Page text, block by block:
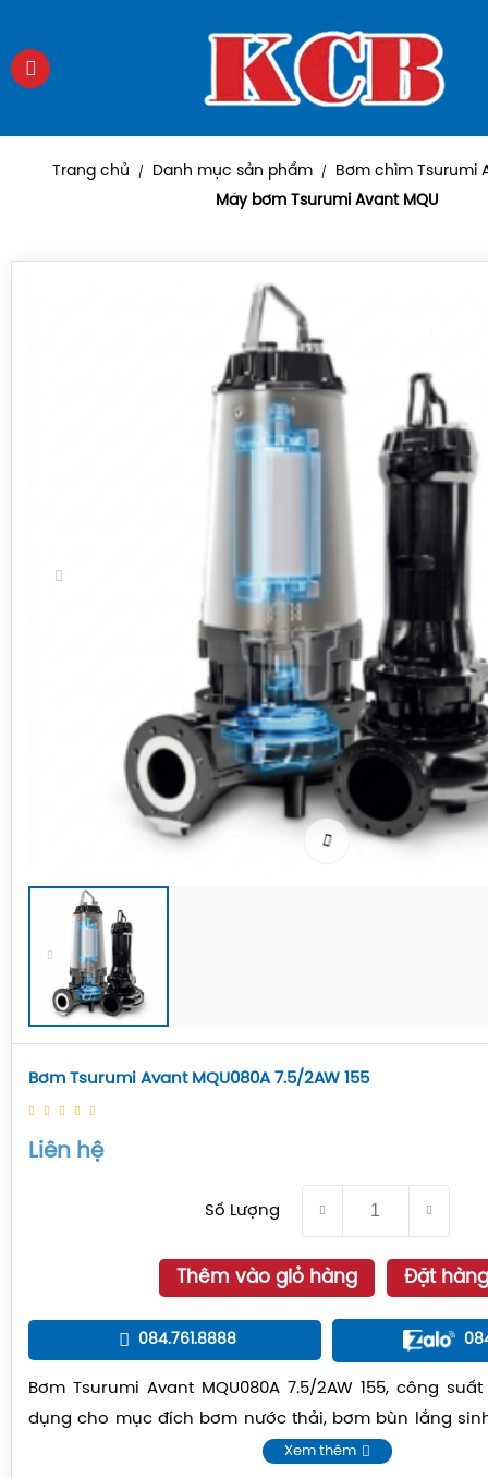
Trang chủ / Danh mục sản phẩm /
Bơm chìm Tsurumi
Máy bơm Tsurumi Avant MQU
Bơm Tsurumi Avant MQU080A 7.5/2AW 155
Liên hệ
Số Lượng
Thêm vào giỏ hàng Đặt hàng
084.761.8888
Bơm Tsurumi Avant MQU080A 7.5/2AW 155, công suất
dụng cho mục đích bơm nước thải, bơm bùn lắng
Xem thêm